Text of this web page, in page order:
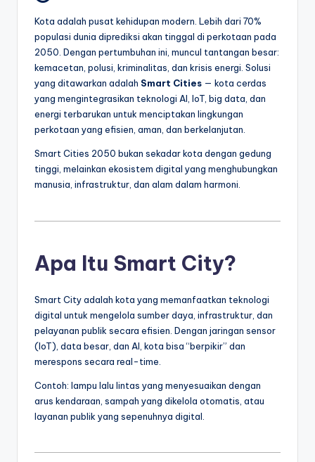
Kota adalah pusat kehidupan modern. Lebih dari 70%
populasi dunia diprediksi akan tinggal di perkotaan pada
2050. Dengan pertumbuhan ini, muncul tantangan besar:
kemacetan, polusi, kriminalitas, dan krisis energi. Solusi
yang ditawarkan adalah Smart Cities — kota cerdas
yang mengintegrasikan teknologi AI, IoT, big data, dan
energi terbarukan untuk menciptakan lingkungan
perkotaan yang efisien, aman, dan berkelanjutan.
Smart Cities 2050 bukan sekadar kota dengan gedung
tinggi, melainkan ekosistem digital yang menghubungkan
manusia, infrastruktur, dan alam dalam harmoni.
Apa Itu Smart City?
Smart City adalah kota yang memanfaatkan teknologi
digital untuk mengelola sumber daya, infrastruktur, dan
pelayanan publik secara efisien. Dengan jaringan sensor
(IoT), data besar, dan AI, kota bisa “berpikir” dan
merespons secara real-time.
Contoh: lampu lalu lintas yang menyesuaikan dengan
arus kendaraan, sampah yang dikelola otomatis, atau
layanan publik yang sepenuhnya digital.